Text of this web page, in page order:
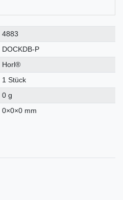
4883
DOCKDB-P
Horl®
1 Stück
0 g
0×0×0 mm